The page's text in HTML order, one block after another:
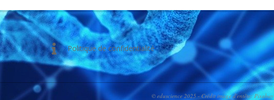
Politique de confidentialité
© eduscience 2025 - Crédit image d'entête: Pixabay